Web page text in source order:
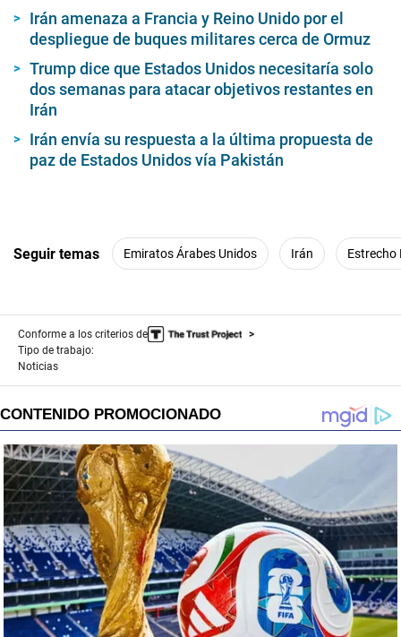
Irán amenaza a Francia y Reino Unido por el
despliegue de buques militares cerca de Ormuz
Trump dice que Estados Unidos necesitaría solo
dos semanas para atacar objetivos restantes en
Irán
Irán envía su respuesta a la última propuesta de
paz de Estados Unidos vía Pakistán
Seguir temas Emiratos Árabes Unidos Irán Estrecho
Conforme a los criterios de
Tipo de trabajo:
Noticias